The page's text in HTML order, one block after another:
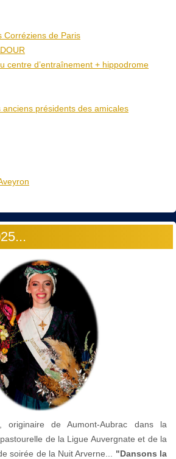
Corréziens de Paris
centre d’entraînement + hippodrome
présidents des amicales
originaire de Aumont-Aubrac dans la
de la Ligue Auvergnate et de la
soirée de la Nuit Arverne...
"Dansons la